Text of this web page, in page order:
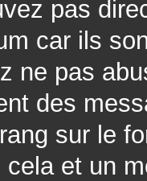
pas
car ils
ne pas
des
sur le
et un